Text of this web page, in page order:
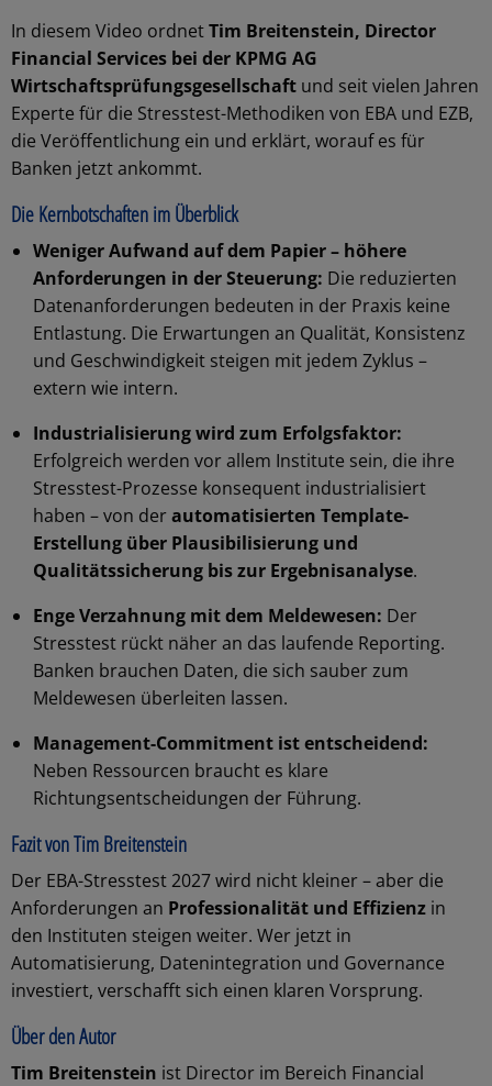
In diesem Video ordnetTim Breitenstein, Director
Financial Services bei der KPMG AG
Wirtschaftsprüfungsgesellschaft und seit vielen Jahren
Experte für die Stresstest-Methodiken von EBA und EZB,
die Veröffentlichung ein und erklärt, worauf es für
Banken jetzt ankommt.
Die Kernbotschaften im Überblick
Weniger Aufwand auf dem Papier – höhere
Anforderungen in der Steuerung: Die reduzierten
Datenanforderungen bedeuten in der Praxis keine
Entlastung. Die Erwartungen an Qualität, Konsistenz
und Geschwindigkeit steigen mit jedem Zyklus –
extern wie intern.
Industrialisierung wird zum Erfolgsfaktor:
Erfolgreich werden vor allem Institute sein, die ihre
Stresstest-Prozesse konsequent industrialisiert
haben – von derautomatisierten Template-
Erstellung über Plausibilisierung und
Qualitätssicherung bis zur Ergebnisanalyse.
Enge Verzahnung mit dem Meldewesen: Der
Stresstest rückt näher an das laufende Reporting.
Banken brauchen Daten, die sich sauber zum
Meldewesen überleiten lassen.
Management-Commitment ist entscheidend:
Neben Ressourcen braucht es klare
Richtungsentscheidungen der Führung.
Fazit von Tim Breitenstein
Der EBA-Stresstest 2027 wird nicht kleiner – aber die
Anforderungen an Professionalität und Effizienz in
den Instituten steigen weiter. Wer jetzt in
Automatisierung, Datenintegration und Governance
investiert, verschafft sich einen klaren Vorsprung.
Über den Autor
Tim Breitenstein ist Director im Bereich Financial